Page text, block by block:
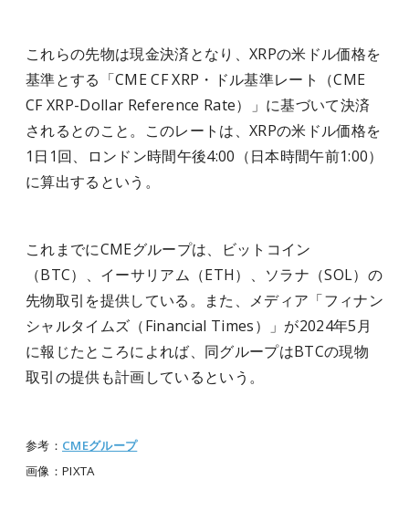
これらの先物は現金決済となり、XRPの米ドル価格を
基準とする「CME CF XRP・ドル基準レート（CME
CF XRP-Dollar Reference Rate）」に基づいて決済
されるとのこと。このレートは、XRPの米ドル価格を
1日1回、ロンドン時間午後4:00（日本時間午前1:00）
に算出するという。
これまでにCMEグループは、ビットコイン
（BTC）、イーサリアム（ETH）、ソラナ（SOL）の
先物取引を提供している。また、メディア「フィナン
シャルタイムズ（Financial Times）」が2024年5月
に報じたところによれば、同グループはBTCの現物
取引の提供も計画しているという。
参考： CMEグループ
画像： PIXTA